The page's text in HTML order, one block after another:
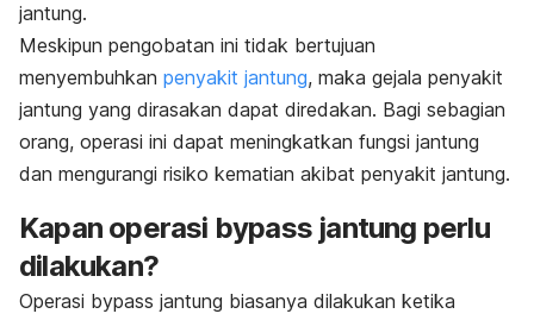
jantung.
Meskipun pengobatan ini tidak bertujuan
menyembuhkan penyakit jantung, maka gejala penyakit
jantung yang dirasakan dapat diredakan. Bagi sebagian
orang, operasi ini dapat meningkatkan fungsi jantung
dan mengurangi risiko kematian akibat penyakit jantung.
Kapan operasi bypass jantung perlu
dilakukan?
Operasi bypass jantung biasanya dilakukan ketika